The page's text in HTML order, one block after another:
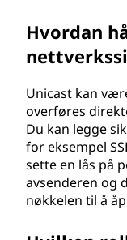
Hvordan
Unicast kan
overføres
Du kan legge
for eksempel
sette en lås på
avsenderen og
nøkkelen til å